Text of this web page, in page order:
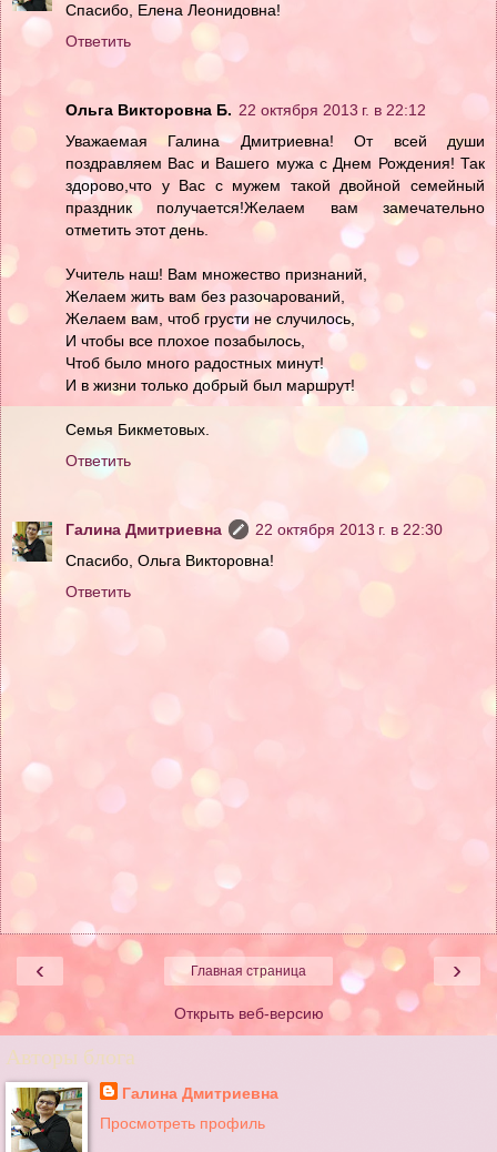
Спасибо, Елена Леонидовна!
Ответить
Ольга Викторовна Б. 22 октября 2013 г. в 22:12
Уважаемая Галина Дмитриевна! От всей души
поздравляем Вас и Вашего мужа с Днем Рождения! Так
здорово,что у Вас с мужем такой двойной семейный
праздник получается!Желаем вам замечательно
отметить этот день.
Учитель наш! Вам множество признаний,
Желаем жить вам без разочарований,
Желаем вам, чтоб грусти не случилось,
И чтобы все плохое позабылось,
Чтоб было много радостных минут!
И в жизни только добрый был маршрут!
Семья Бикметовых.
Ответить
Галина Дмитриевна
22 октября 2013 г. в 22:30
Спасибо, Ольга Викторовна!
Ответить
‹ ›
Главная страница
Открыть веб-версию
Авторы блога
Галина Дмитриевна
Просмотреть профиль